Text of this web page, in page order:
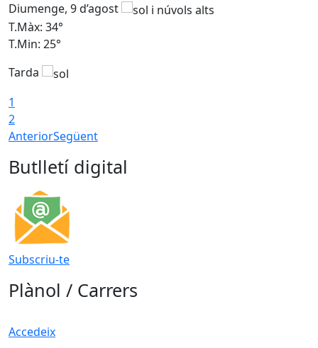
Diumenge, 9 d’agost
T.Màx: 34°
T.Min: 25°
Tarda
1
2
AnteriorSegüent
Butlletí digital
Subscriu-te
Plànol / Carrers
Accedeix